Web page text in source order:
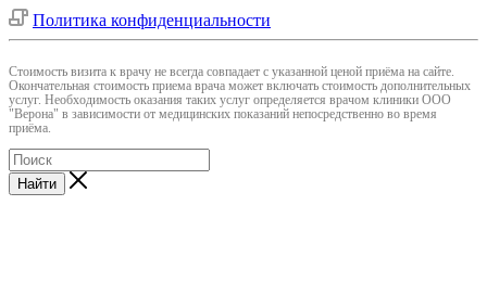
Политика конфиденциальности
Cтоимость визита к врачу не всегда совпадает с указанной ценой приёма на сайте.
Окончательная стоимость приема врача может включать стоимость дополнительных
услуг. Необходимость оказания таких услуг определяется врачом клиники ООО
"Верона" в зависимости от медицинских показаний непосредственно во время
приёма.
Найти